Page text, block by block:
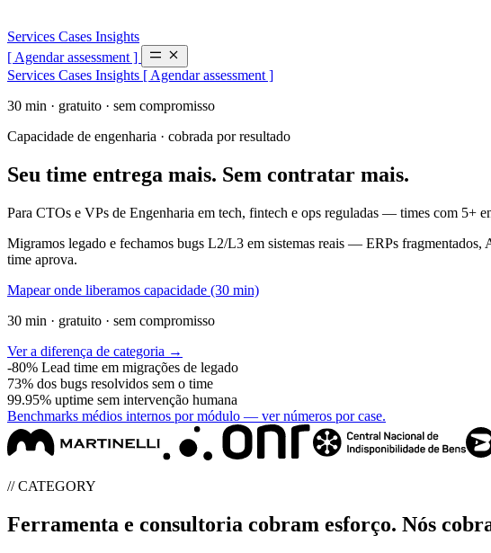
Services Cases Insights
[ Agendar assessment ]
Services Cases Insights [ Agendar assessment ]
30 min · gratuito · sem compromisso
Capacidade de engenharia · cobrada por resultado
Seu time entrega mais. Sem contratar mais.
Para CTOs e VPs de Engenharia em tech, fintech e ops reguladas — times com 5+
Migramos legado e fechamos bugs L2/L3 em sistemas reais — ERPs fragmentados,
time aprova.
Mapear onde liberamos capacidade (30 min)
30 min · gratuito · sem compromisso
Ver a diferença de categoria →
-80% Lead time em migrações de legado
73% dos bugs resolvidos sem o time
99.95% uptime sem intervenção humana
Benchmarks médios internos por módulo — ver números por case.
// CATEGORY
Ferramenta e consultoria cobram esforço. Nós